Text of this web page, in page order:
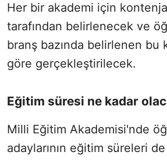
Her bir akademi için
tarafından belirlenecek ve
branş bazında belirlenen bu
göre gerçekleştirilecek.
Eğitim süresi ne kadar
Milli Eğitim Akademisi'nde
adaylarının eğitim süreleri